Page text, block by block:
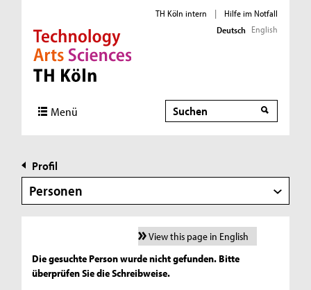
Direkt zur Hauptnavigation
Direkt zur Subnavigation
Direkt zum Inhalt
Direkt zum Fußbereich
TH Köln intern |
Hilfe im Notfall
Deutsch English
Menü Suche
Profil
Personen
View this page in English
Die gesuchte Person wurde nicht gefunden. Bitte
überprüfen Sie die Schreibweise.